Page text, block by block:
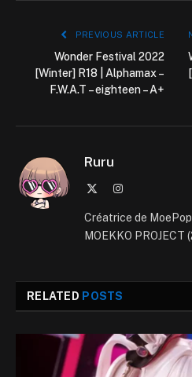
PREVIOUS ARTICLE
Wonder Festival 2022
[Winter] R18 | Alphamax –
F.W.A.T – eighteen – A+
Ruru
Instagram
Créatrice de
MOEKKO PROJECT
RELATED POSTS